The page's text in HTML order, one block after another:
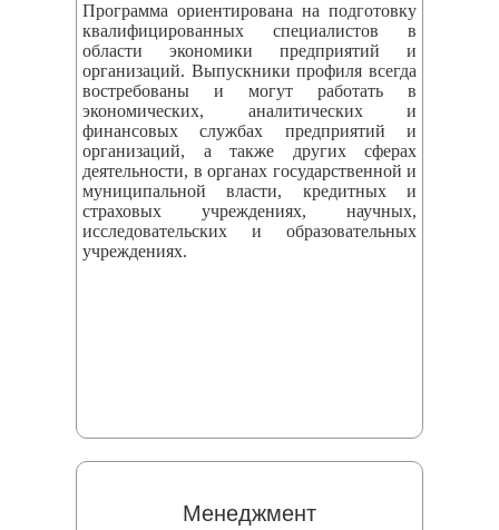
Программа ориентирована на подготовку
квалифицированных специалистов в
области экономики предприятий и
организаций. Выпускники профиля всегда
востребованы и могут работать в
экономических, аналитических и
финансовых службах предприятий и
организаций, а также других сферах
деятельности, в органах государственной и
муниципальной власти, кредитных и
страховых учреждениях, научных,
исследовательских и образовательных
учреждениях.
Менеджмент